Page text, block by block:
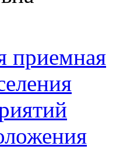
приемная